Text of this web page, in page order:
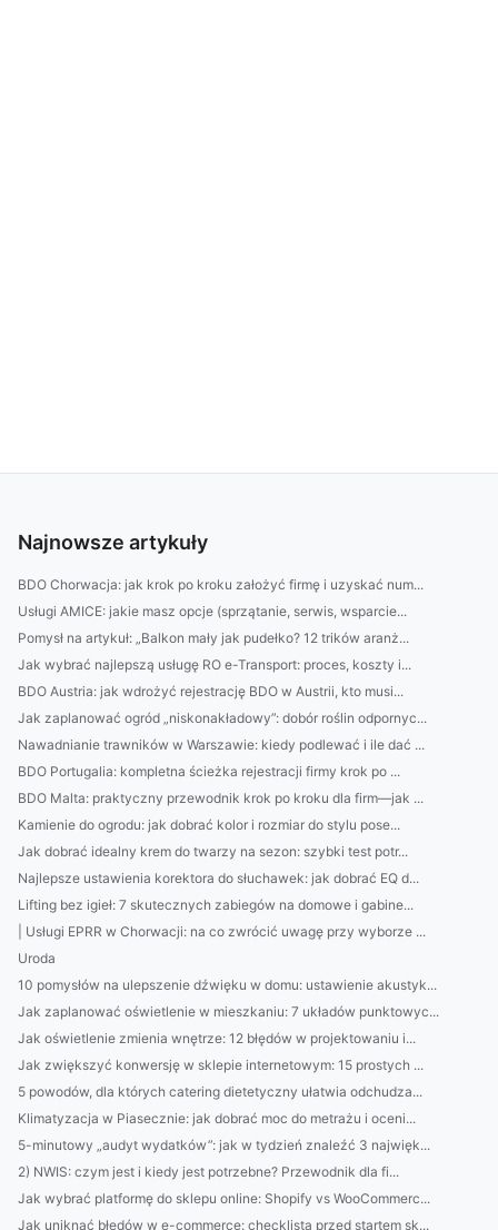
Najnowsze artykuły
BDO Chorwacja: jak krok po kroku założyć firmę i uzyskać num...
Usługi AMICE: jakie masz opcje (sprzątanie, serwis, wsparcie...
Pomysł na artykuł: „Balkon mały jak pudełko? 12 trików aranż...
Jak wybrać najlepszą usługę RO e-Transport: proces, koszty i...
BDO Austria: jak wdrożyć rejestrację BDO w Austrii, kto musi...
Jak zaplanować ogród „niskonakładowy”: dobór roślin odpornyc...
Nawadnianie trawników w Warszawie: kiedy podlewać i ile dać ...
BDO Portugalia: kompletna ścieżka rejestracji firmy krok po ...
BDO Malta: praktyczny przewodnik krok po kroku dla firm—jak ...
Kamienie do ogrodu: jak dobrać kolor i rozmiar do stylu pose...
Jak dobrać idealny krem do twarzy na sezon: szybki test potr...
Najlepsze ustawienia korektora do słuchawek: jak dobrać EQ d...
Lifting bez igieł: 7 skutecznych zabiegów na domowe i gabine...
| Usługi EPRR w Chorwacji: na co zwrócić uwagę przy wyborze ...
Uroda
10 pomysłów na ulepszenie dźwięku w domu: ustawienie akustyk...
Jak zaplanować oświetlenie w mieszkaniu: 7 układów punktowyc...
Jak oświetlenie zmienia wnętrze: 12 błędów w projektowaniu i...
Jak zwiększyć konwersję w sklepie internetowym: 15 prostych ...
5 powodów, dla których catering dietetyczny ułatwia odchudza...
Klimatyzacja w Piasecznie: jak dobrać moc do metrażu i oceni...
5-minutowy „audyt wydatków”: jak w tydzień znaleźć 3 najwięk...
2) NWIS: czym jest i kiedy jest potrzebne? Przewodnik dla fi...
Jak wybrać platformę do sklepu online: Shopify vs WooCommerc...
Jak uniknąć błędów w e-commerce: checklista przed startem sk...